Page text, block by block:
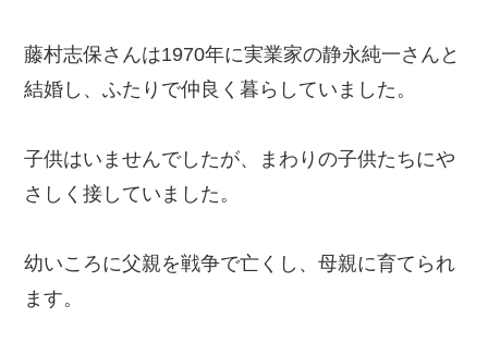
藤村志保さんは1970年に実業家の静永純一さんと
結婚し、ふたりで仲良く暮らしていました。
子供はいませんでしたが、まわりの子供たちにや
さしく接していました。
幼いころに父親を戦争で亡くし、母親に育てられ
ます。